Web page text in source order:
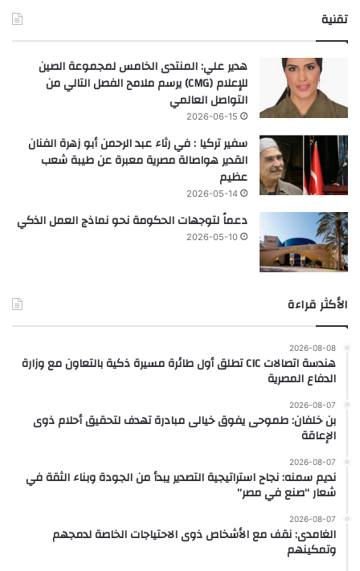
تقنية
هدير علي: المنتدى الخامس لمجموعة الصين
للإعلام (CMG) يرسم ملامح الفصل التالي من
التواصل العالمي
2026-06-15
سفير تركيا : في رثاء عبد الرحمن أبو زهرة الفنان
القدير هواصالة مصرية معبرة عن طيبة شعب
عظيم
2026-05-14
دعماً لتوجهات الحكومة نحو نماذج العمل الذكي
2026-05-10
الأكثر قراءة
2026-08-08
هندسة اتصالات CIC تطلق أول طائرة مسيرة ذكية بالتعاون مع وزارة
الدفاع المصرية
2026-08-07
بن خلفان: طموحى يفوق خيالى مبادرة تهدف لتحقيق أحلام ذوى
الإعاقة
2026-08-07
نديم سمنه: نجاح استراتيجية التصدير يبدأ من الجودة وبناء الثقة في
شعار “صنع في مصر”
2026-08-07
الغامدى: نقف مع الأشخاص ذوى الاحتياجات الخاصة لدمجهم
وتمكينهم